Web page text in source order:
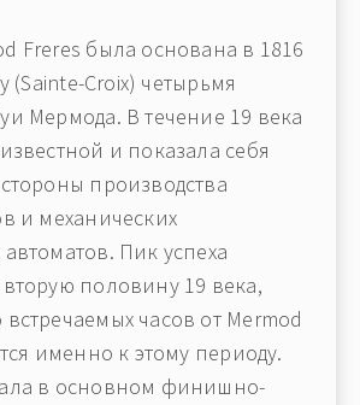
Freres была основана в 1816
(Sainte-Croix) четырьмя
Мермода. В течение 19 века
и показала себя
производства
и механических
Пик успеха
половину 19 века,
часов от Mermod
именно к этому периоду.
в основном финишно-